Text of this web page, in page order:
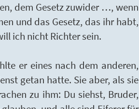
dem Gesetz zuwider …, wenn
und das Gesetz, das ihr habt,
ich nicht Richter sein.
er eines nach dem anderen,
getan hatte. Sie aber, als sie
zu ihm: Du siehst, Bruder,